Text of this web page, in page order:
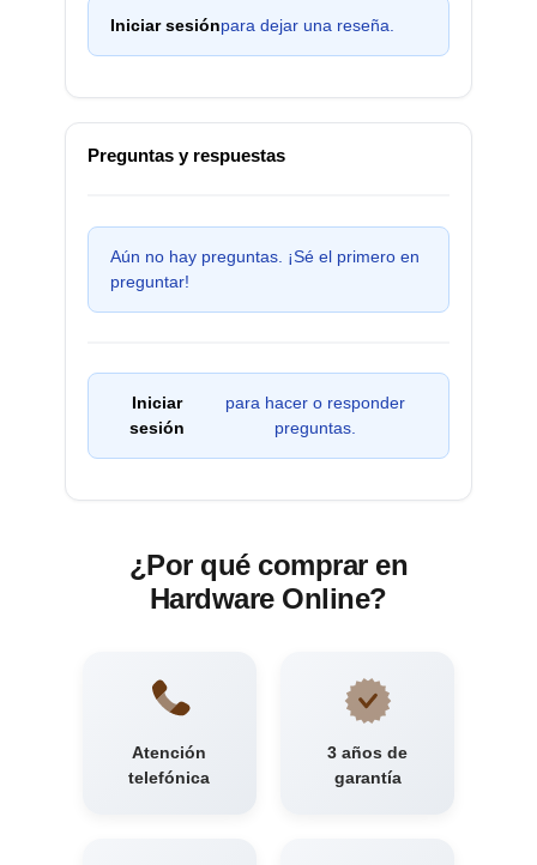
Iniciar sesiónpara dejar una reseña.
Preguntas y respuestas
Aún no hay preguntas. ¡Sé el primero en
preguntar!
Iniciar
sesión
para hacer o responder
preguntas.
¿Por qué comprar en
Hardware Online?
Atención
telefónica
3 años de
garantía